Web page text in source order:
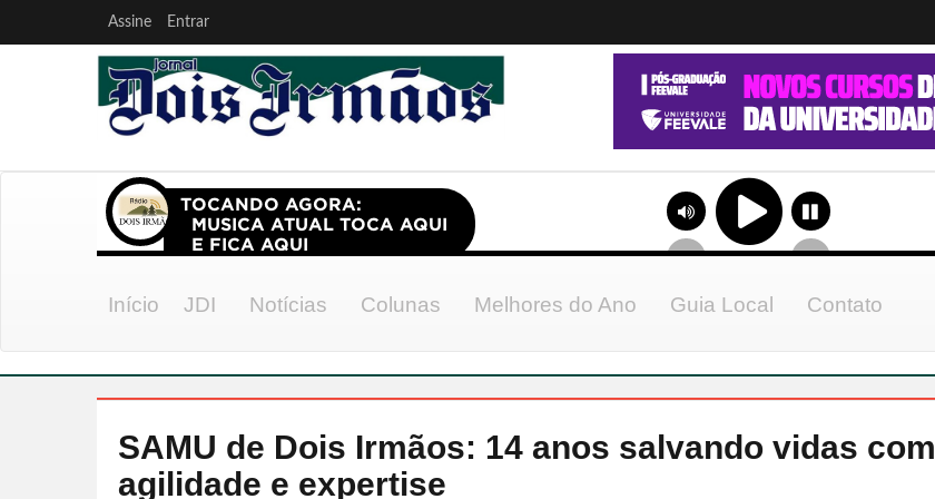
Assine Entrar
Início JDI Notícias Colunas Melhores do Ano Guia Local Contato
SAMU de Dois Irmãos: 14 anos salvando vidas com
agilidade e expertise